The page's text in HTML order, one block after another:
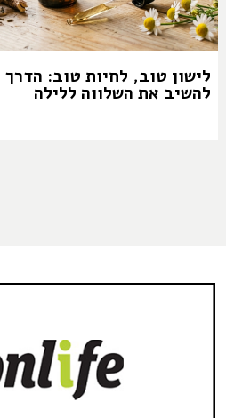
לישון טוב, לחיות טוב:
להשיב את השלווה ללילה